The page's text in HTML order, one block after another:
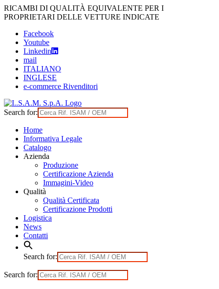
Skip
to
RICAMBI DI QUALITÀ EQUIVALENTE PER I
PROPRIETARI DELLE VETTURE INDICATE
Facebook
Youtube
Linkedin
mail
ITALIANO
INGLESE
e-commerce Rivenditori
Search for:
Home
Informativa Legale
Catalogo
Azienda
Produzione
Certificazione Azienda
Immagini-Video
Qualità
Qualità Certificata
Certificazione Prodotti
Logistica
News
Contatti
Search for:
Search for: